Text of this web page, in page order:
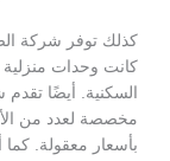
كذلك توفر شركة
كانت وحدات
السكنية. أيضًا
مخصصة لعدد من
بأسعار معقولة. كما